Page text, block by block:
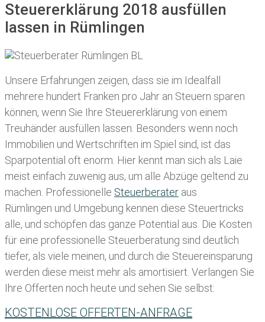
Steuererklärung 2018 ausfüllen
lassen in Rümlingen
Unsere Erfahrungen zeigen, dass sie im Idealfall
mehrere hundert Franken pro Jahr an Steuern sparen
können, wenn Sie Ihre Steuererklärung von einem
Treuhänder ausfüllen lassen . Besonders wenn noch
Immobilien und Wertschriften im Spiel sind, ist das
Sparpotential oft enorm. Hier kennt man sich als Laie
meist einfach zuwenig aus, um alle Abzüge geltend zu
machen. Professionelle Steuerberater aus
Rümlingen und Umgebung kennen diese Steuertricks
alle, und schöpfen das ganze Potential aus. Die Kosten
für eine professionelle Steuerberatung sind deutlich
tiefer, als viele meinen, und durch die Steuereinsparung
werden diese meist mehr als amortisiert. Verlangen Sie
Ihre Offerten noch heute und sehen Sie selbst:
KOSTENLOSE OFFERTEN-ANFRAGE